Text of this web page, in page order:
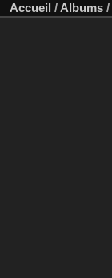
Accueil / Albums /